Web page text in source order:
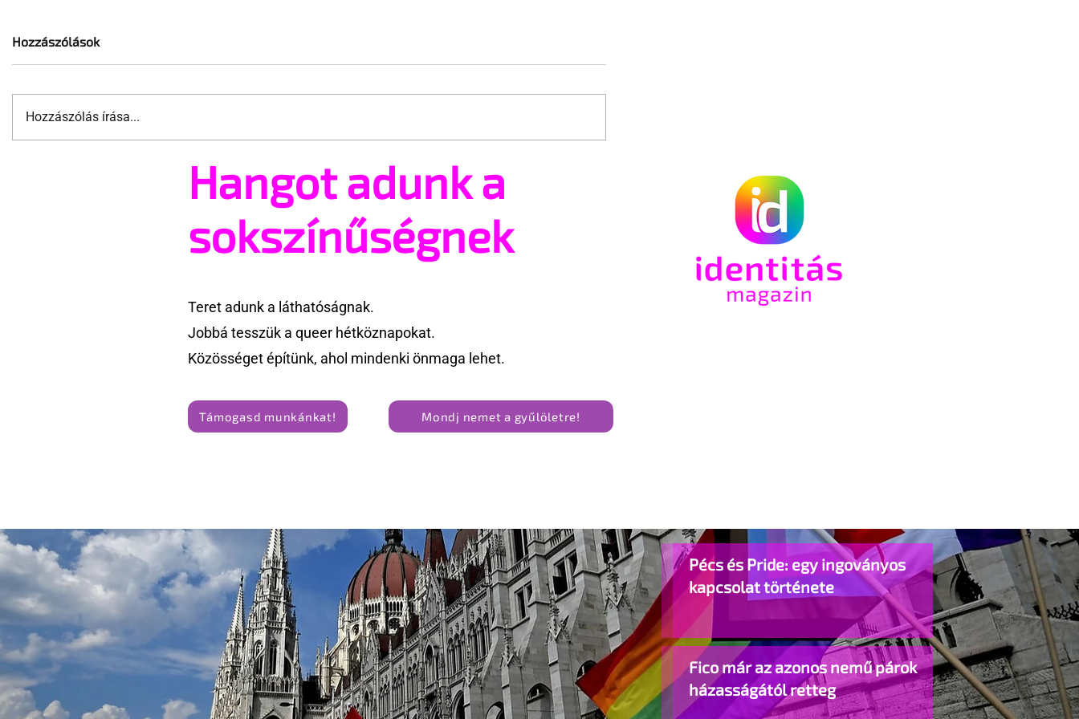
Terrortámadás árnyékában
tartják az idei WorldPride-ot
A London Trans+ Pride
szervezője nem volt hajlandó
ünnepségnek nevezni az
eseményt- a BBC ezért
törölte vele az interjút
Hozzászólások
Hozzászólás írása...
Hangot adunk a
sokszínűségnek
Teret adunk a láthatóságnak.
Jobbá tesszük a queer hétköznapokat.
Közösséget építünk, ahol mindenki önmaga lehet.
Támogasd munkánkat! Mondj nemet a gyűlöletre!
Pécs és Pride: egy ingoványos
kapcsolat története
Fico már az azonos nemű párok
házasságától retteg